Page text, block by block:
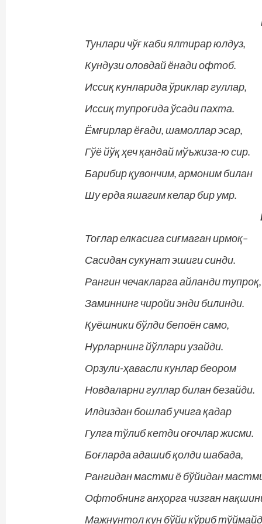
Тунлари чўғ каби ялтирар юлдуз,
Кундузи оловдай ёнади офтоб.
Иссиқ кунларида ўриклар гуллар,
Иссиқ тупроғида ўсади пахта.
Ёмғирлар ёғади, шамоллар эсар,
Гўё йўқ ҳеч қандай мўъжиза-ю сир.
Барибир қувончим, армоним билан
Шу ерда яшагим келар бир умр.
Тоғлар елкасига сиғмаган ирмоқ–
Сасидан сукунат эшиги синди.
Рангин чечакларга айланди тупроқ,
Заминнинг чиройи энди билинди.
Қуёшники бўлди бепоён само,
Нурларнинг йўллари узайди.
Орзули-ҳавасли кунлар беором
Новдаларни гуллар билан безайди.
Илдиздан бошлаб учига қадар
Гулга тўлиб кетди оғочлар жисми.
Боғларда адашиб қолди шабада,
Рангидан мастми ё бўйидан
Офтобнинг анҳорга чизган
Мажнунтол кун бўйи кўриб